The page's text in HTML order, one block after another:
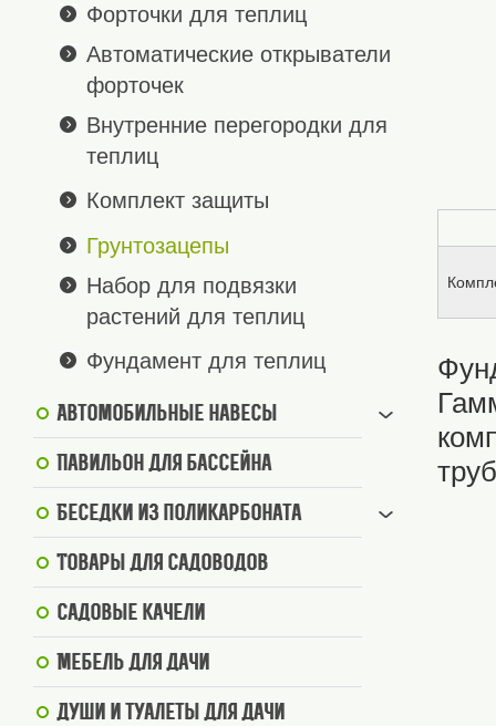
Форточки для теплиц
Автоматические открыватели
форточек
Внутренние перегородки для
теплиц
Комплект защиты
Грунтозацепы
Набор для подвязки
растений для теплиц
Фундамент для теплиц
Автомобильные навесы
Павильон для бассейна
Беседки из поликарбоната
Товары для садоводов
Садовые качели
Мебель для дачи
Души и туалеты для дачи